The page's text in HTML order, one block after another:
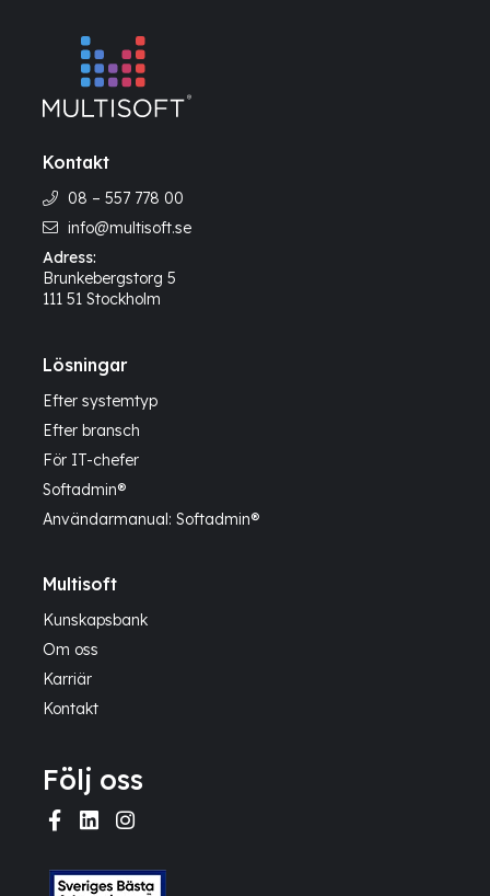
Kontakt
08 – 557 778 00
info@multisoft.se
Adress:
Brunkebergstorg 5
111 51 Stockholm
Lösningar
Efter systemtyp
Efter bransch
För IT-chefer
Softadmin®
Användarmanual: Softadmin®
Multisoft
Kunskapsbank
Om oss
Karriär
Kontakt
Följ oss